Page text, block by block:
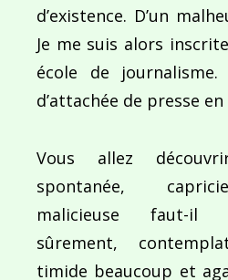
Navigation
l’article
Comment s’habiller pour
d’existence. D’un
Je me suis alors
école de
d’attachée de presse
Vous allez
spontanée,
malicieuse faut-il
sûrement,
timide beaucoup et